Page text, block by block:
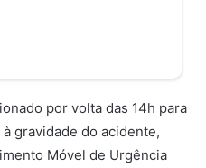
por volta das 14h para
gravidade do acidente,
Móvel de Urgência